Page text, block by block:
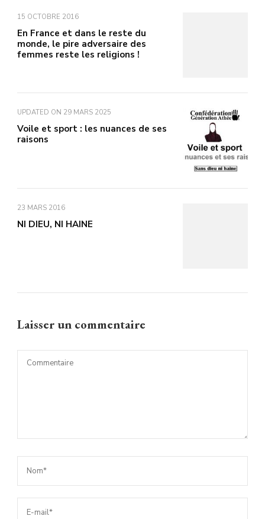
15 OCTOBRE 2016
En France et dans le reste du
monde, le pire adversaire des
femmes reste les religions !
UPDATED ON 29 MARS 2025
Voile et sport : les nuances de ses
raisons
23 MARS 2016
NI DIEU, NI HAINE
Laisser un commentaire